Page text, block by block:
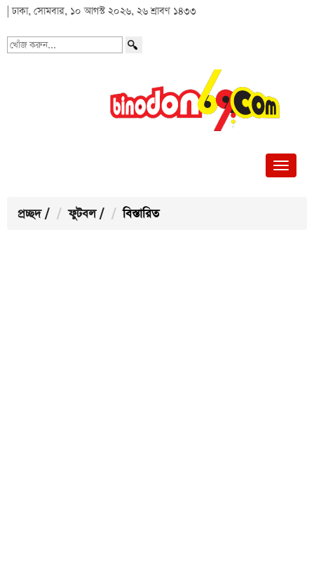
| ঢাকা, সোমবার, ১০ আগস্ট ২০২৬, ২৬ শ্রাবণ ১৪৩৩
খোঁজ
প্রচ্ছদ / ফুটবল / বিস্তারিত